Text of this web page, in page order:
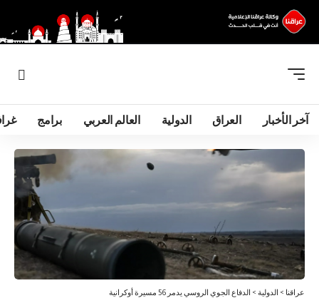
آخر الأخبار العراق الدولية العالم العربي برامج
عراقنا > الدولية > الدفاع الجوي الروسي يدمر 56 مسيرة أوكرانية